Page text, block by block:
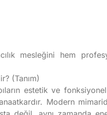
mesleğini hem
(Tanım)
estetik ve
Modern